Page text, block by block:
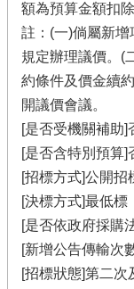
額為預算金額扣
註：(一)倘屬新
規定辦理議價。(
約條件及價金續
開議價會議。
[是否受機關補助]
[是否含特別預算]
[招標方式]公開招
[決標方式]最低標
[是否依政府採購
[新增公告傳輸次
[招標狀態]第二次